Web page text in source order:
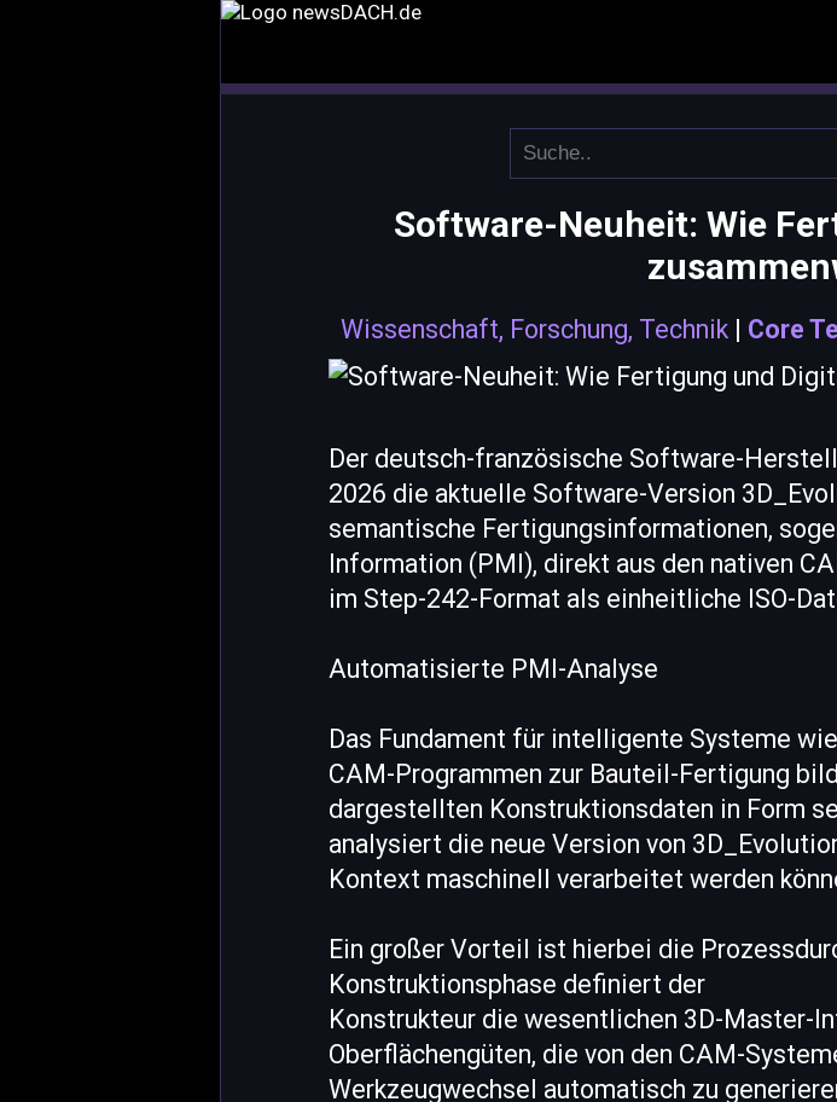
Software-Neuheit: Wie
Wissenschaft, Forschung, Technik | Core
Der deutsch-französische Software-
2026 die aktuelle Software-Version
semantische Fertigungsinformationen,
Information (PMI), direkt aus den nativen
im Step-242-Format als einheitliche ISO-
Automatisierte PMI-Analyse
Das Fundament für intelligente Systeme
CAM-Programmen zur Bauteil-Fertigung
dargestellten Konstruktionsdaten in Form
analysiert die neue Version von
Kontext maschinell verarbeitet werden
Ein großer Vorteil ist hierbei die
Konstruktionsphase definiert der
Konstrukteur die wesentlichen 3D-Master-
Oberflächengüten, die von den CAM-
Werkzeugwechsel automatisch zu